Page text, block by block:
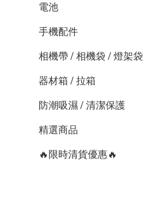
電池
手機配件
相機帶 / 相機袋 / 燈架袋
器材箱 / 拉箱
防潮吸濕 / 清潔保護
精選商品
🔥限時清貨優惠🔥